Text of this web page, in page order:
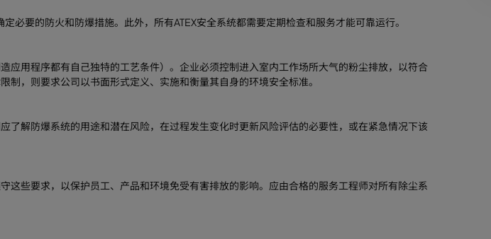
必要的防火和防爆措施。此外，所有ATEX安全系统都需要定期检查和服务才能可靠运行。
应用程序都有自己独特的工艺条件）。企业必须控制进入室内工作场所大气的粉尘排放，以符合
制，则要求公司以书面形式定义、实施和衡量其自身的环境安全标准。
了解防爆系统的用途和潜在风险，在过程发生变化时更新风险评估的必要性，或在紧急情况下该
这些要求，以保护员工、产品和环境免受有害排放的影响。应由合格的服务工程师对所有除尘系